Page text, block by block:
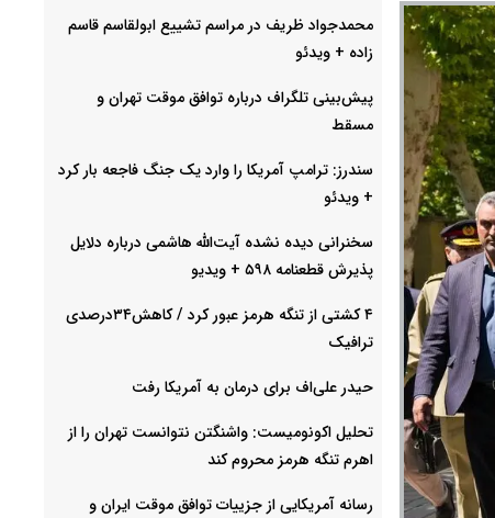
محمدجواد ظریف در مراسم تشییع ابولقاسم قاسم
زاده + ویدئو
پیش‌بینی تلگراف درباره توافق موقت تهران و
مسقط
سندرز: ترامپ آمریکا را وارد یک جنگ فاجعه بار کرد
+ ویدئو
سخنرانی دیده نشده آیت‌الله هاشمی درباره دلایل
پذیرش قطعنامه ۵۹۸ + ویدیو
۴ کشتی از تنگه هرمز عبور کرد / کاهش۳۴درصدی
ترافیک
حیدر علی‌اف برای درمان به آمریکا رفت
تحلیل اکونومیست: واشنگتن نتوانست تهران را از
اهرم تنگه هرمز محروم کند
رسانه آمریکایی از جزییات توافق موقت ایران و